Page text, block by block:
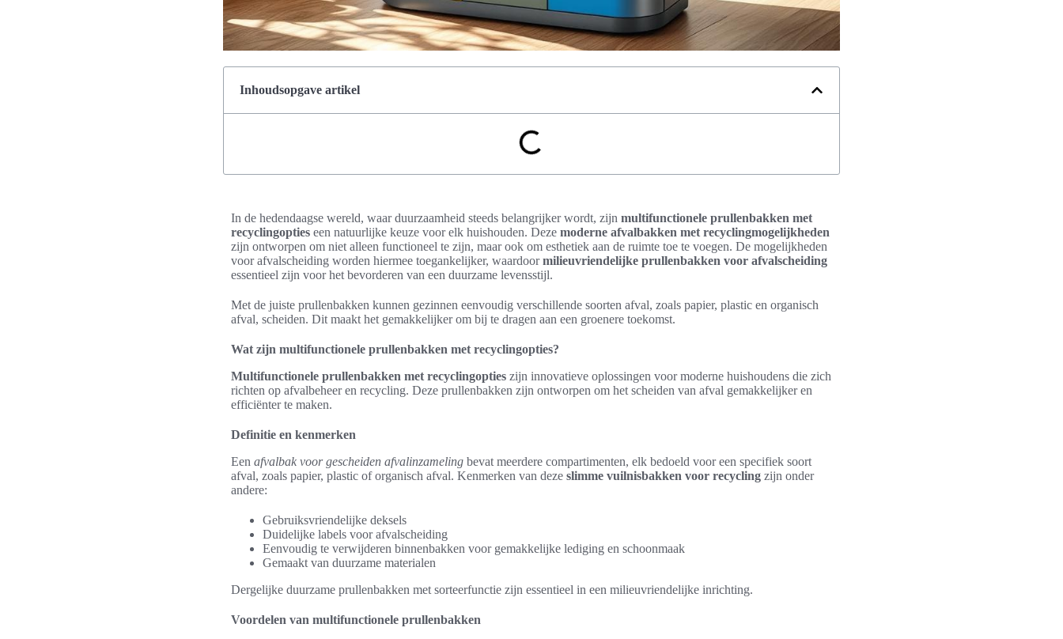
Inhoudsopgave artikel
In de hedendaagse wereld, waar duurzaamheid steeds belangrijker wordt, zijn multifunctionele prullenbakken met
recyclingopties een natuurlijke keuze voor elk huishouden. Deze moderne afvalbakken met recyclingmogelijkheden
zijn ontworpen om niet alleen functioneel te zijn, maar ook om esthetiek aan de ruimte toe te voegen. De mogelijkheden
voor afvalscheiding worden hiermee toegankelijker, waardoormilieuvriendelijke prullenbakken voor afvalscheiding
essentieel zijn voor het bevorderen van een duurzame levensstijl.
Met de juiste prullenbakken kunnen gezinnen eenvoudig verschillende soorten afval, zoals papier, plastic en organisch
afval, scheiden. Dit maakt het gemakkelijker om bij te dragen aan een groenere toekomst.
Wat zijn multifunctionele prullenbakken met recyclingopties?
Multifunctionele prullenbakken met recyclingopties zijn innovatieve oplossingen voor moderne huishoudens die zich
richten op afvalbeheer en recycling. Deze prullenbakken zijn ontworpen om het scheiden van afval gemakkelijker en
efficiënter te maken.
Definitie en kenmerken
Een afvalbak voor gescheiden afvalinzameling bevat meerdere compartimenten, elk bedoeld voor een specifiek soort
afval, zoals papier, plastic of organisch afval. Kenmerken van deze slimme vuilnisbakken voor recycling zijn onder
andere:
Gebruiksvriendelijke deksels
Duidelijke labels voor afvalscheiding
Eenvoudig te verwijderen binnenbakken voor gemakkelijke lediging en schoonmaak
Gemaakt van duurzame materialen
Dergelijke duurzame prullenbakken met sorteerfunctie zijn essentieel in een milieuvriendelijke inrichting.
Voordelen van multifunctionele prullenbakken